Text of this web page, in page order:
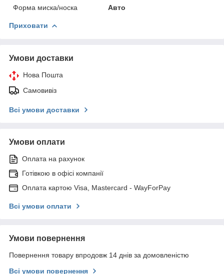
Форма миска/носка
Авто
Приховати
Умови доставки
Нова Пошта
Самовивіз
Всі умови доставки
Умови оплати
Оплата на рахунок
Готівкою в офісі компанії
Оплата картою Visa, Mastercard - WayForPay
Всі умови оплати
Умови повернення
Повернення товару впродовж 14 днів за домовленістю
Всі умови повернення